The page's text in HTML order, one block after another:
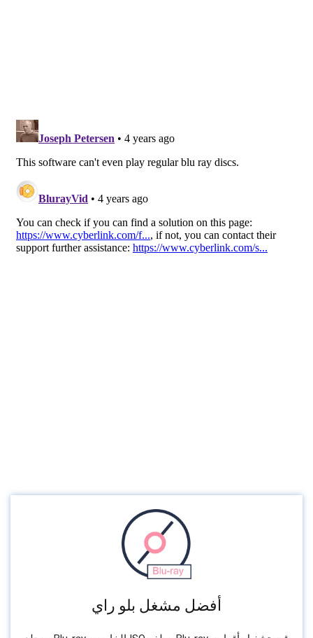
أفضل مشغل بلو راي